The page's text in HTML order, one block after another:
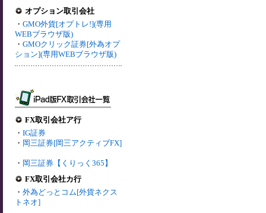
オプション取引会社
・ GMO外貨[オプトレ!](専用
WEBブラウザ版)
・ GMOクリック証券[外為オプ
ション](専用WEBブラウザ版)
FX取引会社ア行
・ IG証券
・ 岡三証券[岡三アクティブFX]
・ 岡三証券【くりっく365】
FX取引会社カ行
・ 外為どっとコム[外貨ネクス
トネオ]